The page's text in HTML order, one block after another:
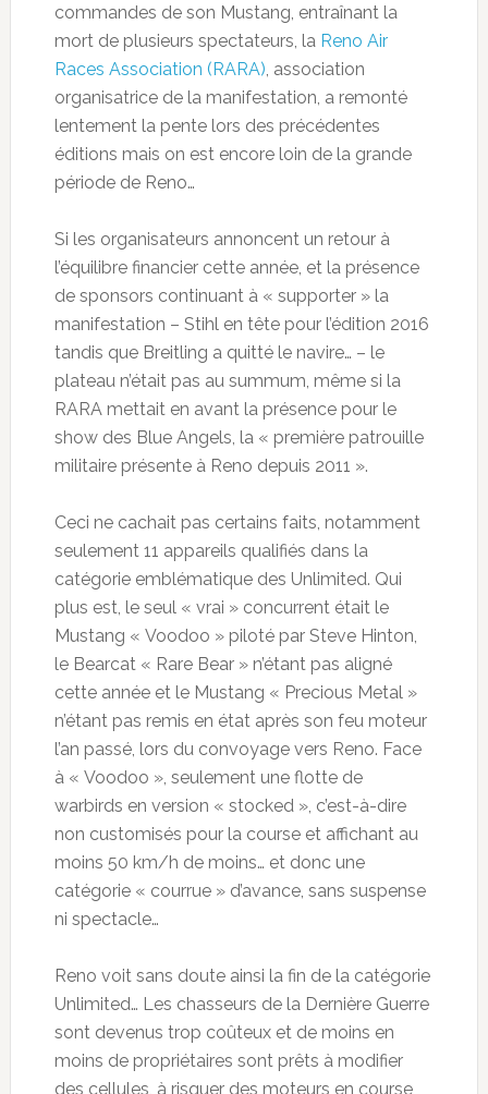
commandes de son Mustang, entraînant la
mort de plusieurs spectateurs, la Reno Air
Races Association (RARA), association
organisatrice de la manifestation, a remonté
lentement la pente lors des précédentes
éditions mais on est encore loin de la grande
période de Reno…
Si les organisateurs annoncent un retour à
l’équilibre financier cette année, et la présence
de sponsors continuant à « supporter » la
manifestation – Stihl en tête pour l’édition 2016
tandis que Breitling a quitté le navire… – le
plateau n’était pas au summum, même si la
RARA mettait en avant la présence pour le
show des Blue Angels, la « première patrouille
militaire présente à Reno depuis 2011 ».
Ceci ne cachait pas certains faits, notamment
seulement 11 appareils qualifiés dans la
catégorie emblématique des Unlimited. Qui
plus est, le seul « vrai » concurrent était le
Mustang « Voodoo » piloté par Steve Hinton,
le Bearcat « Rare Bear » n’étant pas aligné
cette année et le Mustang « Precious Metal »
n’étant pas remis en état après son feu moteur
l’an passé, lors du convoyage vers Reno. Face
à « Voodoo », seulement une flotte de
warbirds en version « stocked », c’est-à-dire
non customisés pour la course et affichant au
moins 50 km/h de moins… et donc une
catégorie « courrue » d’avance, sans suspense
ni spectacle…
Reno voit sans doute ainsi la fin de la catégorie
Unlimited… Les chasseurs de la Dernière Guerre
sont devenus trop coûteux et de moins en
moins de propriétaires sont prêts à modifier
des cellules, à risquer des moteurs en course